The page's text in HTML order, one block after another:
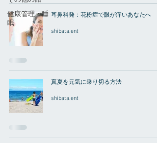
健康管理・睡
眠
耳鼻科発：花粉症で眼が痒いあなたへ
shibata.ent
真夏を元気に乗り切る方法
shibata.ent